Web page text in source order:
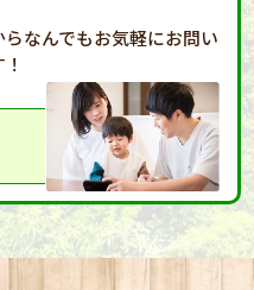
なんでもお気軽にお問い